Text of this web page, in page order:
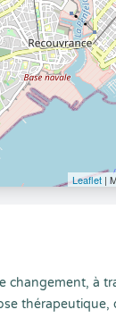
Leaflet |
à
thérapeutique,